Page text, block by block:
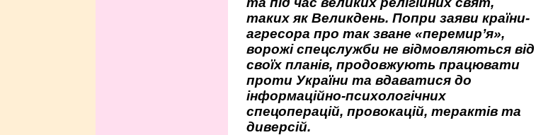
таких як Великдень. Попри заяви країни-
агресора про так зване «перемир’я»,
ворожі спецслужби не відмовляються від
своїх планів, продовжують працювати
проти України та вдаватися до
інформаційно-психологічних
спецоперацій, провокацій, терактів та
диверсій.